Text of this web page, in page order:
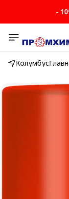
-
Колумбус